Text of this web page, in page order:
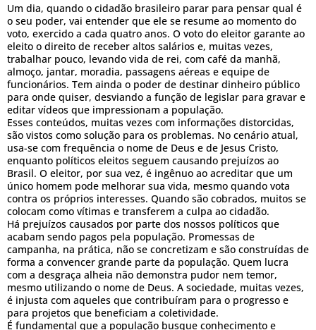
Um dia, quando o cidadão brasileiro parar para pensar qual é
o seu poder, vai entender que ele se resume ao momento do
voto, exercido a cada quatro anos. O voto do eleitor garante ao
eleito o direito de receber altos salários e, muitas vezes,
trabalhar pouco, levando vida de rei, com café da manhã,
almoço, jantar, moradia, passagens aéreas e equipe de
funcionários. Tem ainda o poder de destinar dinheiro público
para onde quiser, desviando a função de legislar para gravar e
editar vídeos que impressionam a população.
Esses conteúdos, muitas vezes com informações distorcidas,
são vistos como solução para os problemas. No cenário atual,
usa-se com frequência o nome de Deus e de Jesus Cristo,
enquanto políticos eleitos seguem causando prejuízos ao
Brasil. O eleitor, por sua vez, é ingênuo ao acreditar que um
único homem pode melhorar sua vida, mesmo quando vota
contra os próprios interesses. Quando são cobrados, muitos se
colocam como vítimas e transferem a culpa ao cidadão.
Há prejuízos causados por parte dos nossos políticos que
acabam sendo pagos pela população. Promessas de
campanha, na prática, não se concretizam e são construídas de
forma a convencer grande parte da população. Quem lucra
com a desgraça alheia não demonstra pudor nem temor,
mesmo utilizando o nome de Deus. A sociedade, muitas vezes,
é injusta com aqueles que contribuíram para o progresso e
para projetos que beneficiam a coletividade.
É fundamental que a população busque conhecimento e